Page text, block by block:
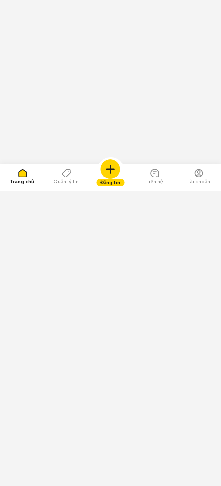
Trang chủ Quản lý tin Đăng tin Liên hệ Tài khoản